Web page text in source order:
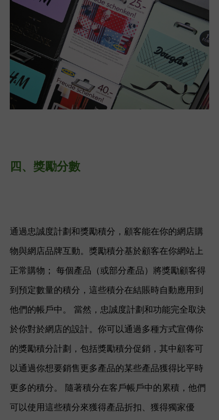
四、 獎勵分數
通過忠誠度計劃和獎勵積分，顧客能在你的網店購
物與網店品牌互動。獎勵積分基於顧客在你網站上
正常購物； 每個產品（或部分產品）將獎勵顧客得
到預定數量的積分，這些積分在結賬時自動應用到
他們的帳戶中。 當然，忠誠度計劃和功能完全取決
於你對於網店的設計。你可以通過多種方式宣傳你
的獎勵積分計劃，包括獎勵積分促銷，其中顧客可
以通過你想要銷售更多產品的某些產品獲得比平時
更多的積分。 隨著積分在客戶帳戶中的累積，他們
可以使用這些積分來獲得產品折扣、獲得獨家優